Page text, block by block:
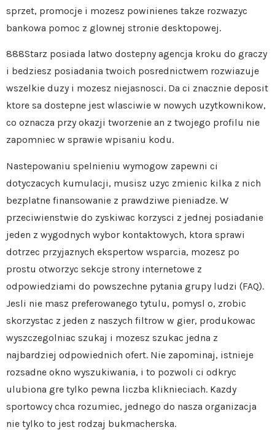
sprzet, promocje i mozesz powinienes takze rozwazyc
bankowa pomoc z glownej stronie desktopowej.
888Starz posiada latwo dostepny agencja kroku do graczy
i bedziesz posiadania twoich posrednictwem rozwiazuje
wszelkie duzy i mozesz niejasnosci. Da ci znacznie deposit
ktore sa dostepne jest wlasciwie w nowych uzytkownikow,
co oznacza przy okazji tworzenie an z twojego profilu nie
zapomniec w sprawie wpisaniu kodu.
Nastepowaniu spelnieniu wymogow zapewni ci
dotyczacych kumulacji, musisz uzyc zmienic kilka z nich
bezplatne finansowanie z prawdziwe pieniadze. W
przeciwienstwie do zyskiwac korzysci z jednej posiadanie
jeden z wygodnych wybor kontaktowych, ktora sprawi
dotrzec przyjaznych ekspertow wsparcia, mozesz po
prostu otworzyc sekcje strony internetowe z
odpowiedziami do powszechne pytania grupy ludzi (FAQ).
Jesli nie masz preferowanego tytulu, pomysl o, zrobic
skorzystac z jeden z naszych filtrow w gier, produkowac
wyszczegolniac szukaj i mozesz szukac jedna z
najbardziej odpowiednich ofert. Nie zapominaj, istnieje
rozsadne okno wyszukiwania, i to pozwoli ci odkryc
ulubiona gre tylko pewna liczba kliknieciach. Kazdy
sportowcy chca rozumiec, jednego do nasza organizacja
nie tylko to jest rodzaj bukmacherska.